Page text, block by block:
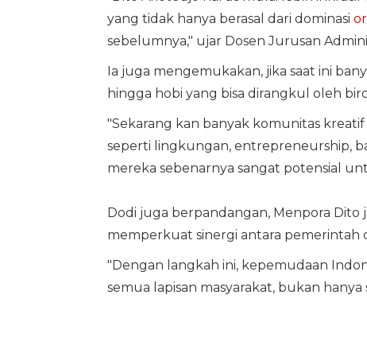
yang tidak hanya berasal dari dominasi
sebelumnya," ujar Dosen Jurusan
Ia juga mengemukakan, jika saat ini
hingga hobi yang bisa dirangkul oleh
"Sekarang kan banyak komunitas kreatif
seperti lingkungan, entrepreneurship,
mereka sebenarnya sangat potensial
Dodi juga berpandangan, Menpora
memperkuat sinergi antara pemerintah
"Dengan langkah ini, kepemudaan
semua lapisan masyarakat, bukan hanya